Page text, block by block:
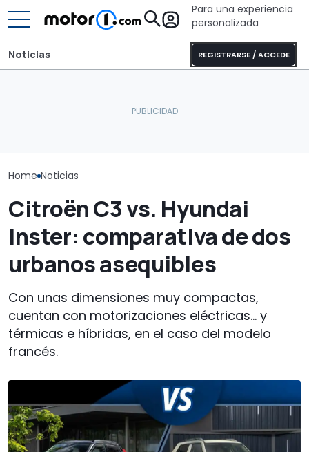
Para una experiencia
personalizada
REGISTRARSE / ACCEDE
Noticias
Home Noticias
Citroën C3 vs. Hyundai
Inster: comparativa de dos
urbanos asequibles
Con unas dimensiones muy compactas,
cuentan con motorizaciones eléctricas... y
térmicas e híbridas, en el caso del modelo
francés.